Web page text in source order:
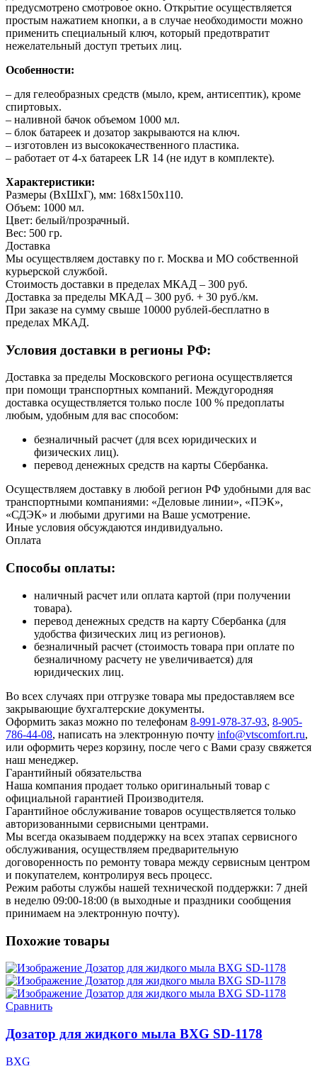
предусмотрено смотровое окно. Открытие осуществляется
простым нажатием кнопки, а в случае необходимости можно
применить специальный ключ, который предотвратит
нежелательный доступ третьих лиц.
Особенности:
– для гелеобразных средств (мыло, крем, антисептик), кроме
спиртовых.
– наливной бачок объемом 1000 мл.
– блок батареек и дозатор закрываются на ключ.
– изготовлен из высококачественного пластика.
– работает от 4-х батареек LR 14 (не идут в комплекте).
Характеристики:
Размеры (ВхШхГ), мм: 168х150х110.
Объем: 1000 мл.
Цвет: белый/прозрачный.
Вес: 500 гр.
Доставка
Мы осуществляем доставку по г. Москва и МО собственной
курьерской службой.
Стоимость доставки в пределах МКАД – 300 руб.
Доставка за пределы МКАД – 300 руб. + 30 руб./км.
При заказе на сумму свыше 10000 рублей-бесплатно в
пределах МКАД.
Условия доставки в регионы РФ:
Доставка за пределы Московского региона осуществляется
при помощи транспортных компаний. Междугородняя
доставка осуществляется только после 100 % предоплаты
любым, удобным для вас способом:
безналичный расчет (для всех юридических и
физических лиц).
перевод денежных средств на карты Сбербанка.
Осуществляем доставку в любой регион РФ удобными для вас
транспортными компаниями: «Деловые линии», «ПЭК»,
«СДЭК» и любыми другими на Ваше усмотрение.
Иные условия обсуждаются индивидуально.
Оплата
Способы оплаты:
наличный расчет или оплата картой (при получении
товара).
перевод денежных средств на карту Сбербанка (для
удобства физических лиц из регионов).
безналичный расчет (стоимость товара при оплате по
безналичному расчету не увеличивается) для
юридических лиц.
Во всех случаях при отгрузке товара мы предоставляем все
закрывающие бухгалтерские документы.
Оформить заказ можно по телефонам 8-991-978-37-93, 8-905-
786-44-08, написать на электронную почту info@vtscomfort.ru,
или оформить через корзину, после чего с Вами сразу свяжется
наш менеджер.
Гарантийный обязательства
Наша компания продает только оригинальный товар с
официальной гарантией Производителя.
Гарантийное обслуживание товаров осуществляется только
авторизованными сервисными центрами.
Мы всегда оказываем поддержку на всех этапах сервисного
обслуживания, осуществляем предварительную
договоренность по ремонту товара между сервисным центром
и покупателем, контролируя весь процесс.
Режим работы службы нашей технической поддержки: 7 дней
в неделю 09:00-18:00 (в выходные и праздники сообщения
принимаем на электронную почту).
Похожие товары
Сравнить
Дозатор для жидкого мыла BXG SD-1178
BXG